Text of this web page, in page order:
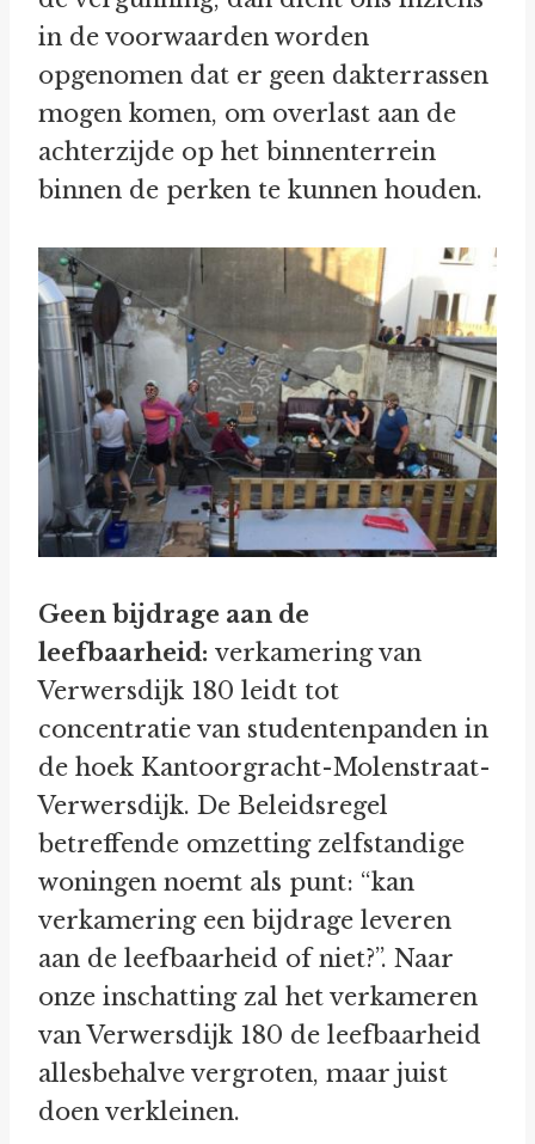
in de voorwaarden worden
opgenomen dat er geen dakterrassen
mogen komen, om overlast aan de
achterzijde op het binnenterrein
binnen de perken te kunnen houden.
Geen bijdrage aan de
leefbaarheid: verkamering van
Verwersdijk 180 leidt tot
concentratie van studentenpanden in
de hoek Kantoorgracht-Molenstraat-
Verwersdijk. De Beleidsregel
betreffende omzetting zelfstandige
woningen noemt als punt: “kan
verkamering een bijdrage leveren
aan de leefbaarheid of niet?”. Naar
onze inschatting zal het verkameren
van Verwersdijk 180 de leefbaarheid
allesbehalve vergroten, maar juist
doen verkleinen.